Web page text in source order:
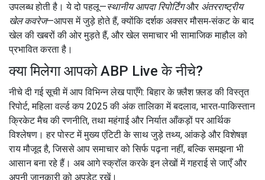
उपलब्ध होती है। ये दो पहलू—स्थानीय आपदा रिपोर्टिंगऔर अंतरराष्ट्रीय
खेल कवरेज—आपस में जुड़े होते हैं, क्योंकि दर्शक अक्सर मौसम‑संकट के बाद
खेल की खबरों की ओर मुड़ते हैं, और खेल समाचार भी सामाजिक माहौल को
प्रभावित करता है।
क्या मिलेगा आपको ABP Live के नीचे?
नीचे दी गई सूची में आप विभिन्न लेख पाएँगे: बिहार के फ़्लैश फ़्लड की विस्तृत
रिपोर्ट, महिला वर्ल्ड कप 2025 की अंक तालिका में बदलाव, भारत‑पाकिस्तान
क्रिकेट मैच की रणनीति, तथा महंगाई और निर्यात आँकड़ों पर आर्थिक
विश्लेषण। हर पोस्ट में मुख्य एंटिटी के साथ जुड़े तथ्य, आंकड़े और विशेषज्ञ
राय मौजूद है, जिससे आप समाचार को सिर्फ पढ़ना नहीं, बल्कि समझना भी
आसान बना रहे हैं। अब आगे स्क्रॉल करके इन लेखों में गहराई से जाएँ और
अपनी जानकारी को अपडेट रखें।